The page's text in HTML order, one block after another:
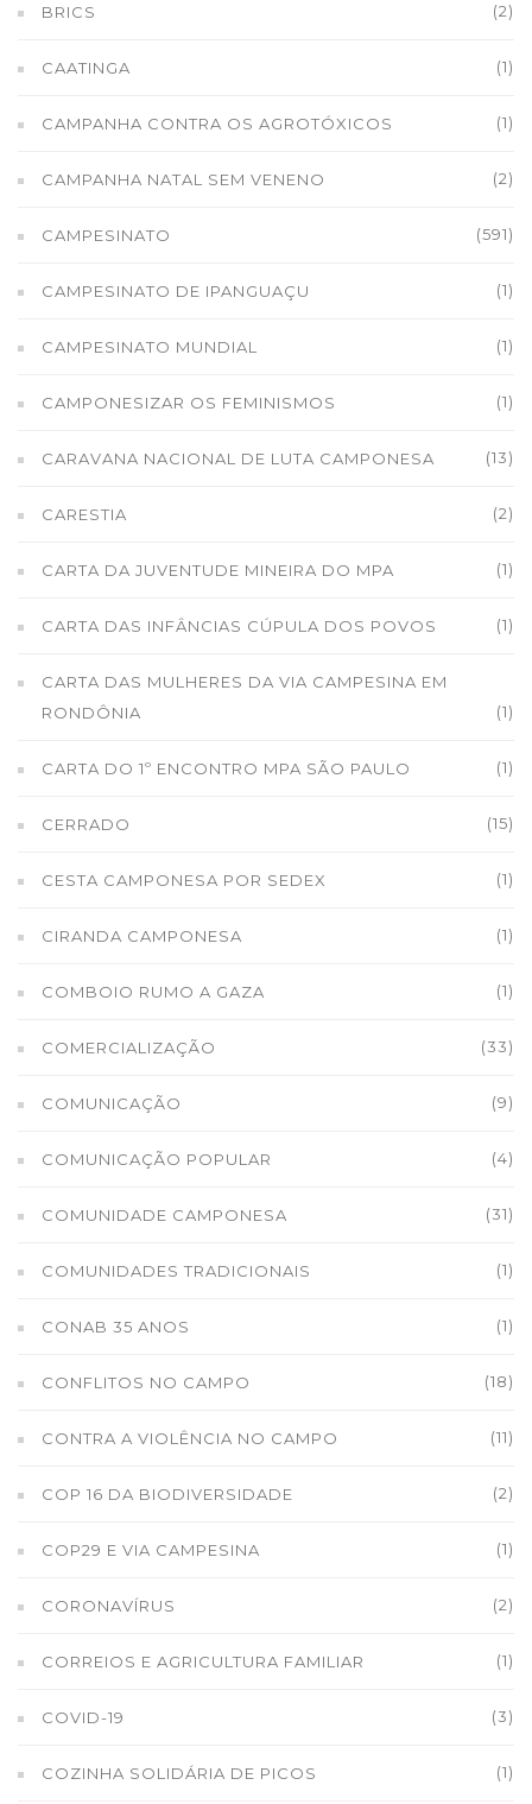
BRICS (2)
CAATINGA (1)
CAMPANHA CONTRA OS AGROTÓXICOS (1)
CAMPANHA NATAL SEM VENENO (2)
CAMPESINATO (591)
CAMPESINATO DE IPANGUAÇU (1)
CAMPESINATO MUNDIAL (1)
CAMPONESIZAR OS FEMINISMOS (1)
CARAVANA NACIONAL DE LUTA CAMPONESA (13)
CARESTIA (2)
CARTA DA JUVENTUDE MINEIRA DO MPA (1)
CARTA DAS INFÂNCIAS CÚPULA DOS POVOS (1)
CARTA DAS MULHERES DA VIA CAMPESINA EM
RONDÔNIA
(1)
CARTA DO 1º ENCONTRO MPA SÃO PAULO (1)
CERRADO (15)
CESTA CAMPONESA POR SEDEX (1)
CIRANDA CAMPONESA (1)
COMBOIO RUMO A GAZA (1)
COMERCIALIZAÇÃO (33)
COMUNICAÇÃO (9)
COMUNICAÇÃO POPULAR (4)
COMUNIDADE CAMPONESA (31)
COMUNIDADES TRADICIONAIS (1)
CONAB 35 ANOS (1)
CONFLITOS NO CAMPO (18)
CONTRA A VIOLÊNCIA NO CAMPO (11)
COP 16 DA BIODIVERSIDADE (2)
COP29 E VIA CAMPESINA (1)
CORONAVÍRUS (2)
CORREIOS E AGRICULTURA FAMILIAR (1)
COVID-19 (3)
COZINHA SOLIDÁRIA DE PICOS (1)